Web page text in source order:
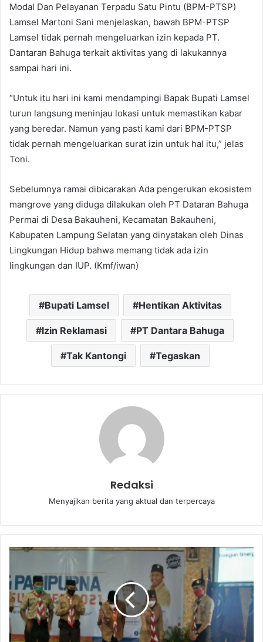
Modal Dan Pelayanan Terpadu Satu Pintu (BPM-PTSP)
Lamsel Martoni Sani menjelaskan, bawah BPM-PTSP
Lamsel tidak pernah mengeluarkan izin kepada PT.
Dantaran Bahuga terkait aktivitas yang di lakukannya
sampai hari ini.
“Untuk itu hari ini kami mendampingi Bapak Bupati Lamsel
turun langsung meninjau lokasi untuk memastikan kabar
yang beredar. Namun yang pasti kami dari BPM-PTSP
tidak pernah mengeluarkan surat izin untuk hal itu,” jelas
Toni.
Sebelumnya ramai dibicarakan Ada pengerukan ekosistem
mangrove yang diduga dilakukan oleh PT Dataran Bahuga
Permai di Desa Bakauheni, Kecamatan Bakauheni,
Kabupaten Lampung Selatan yang dinyatakan oleh Dinas
Lingkungan Hidup bahwa memang tidak ada izin
lingkungan dan IUP. (Kmf/iwan)
Bupati Lamsel Hentikan Aktivitas
Izin Reklamasi PT Dantara Bahuga
Tak Kantongi Tegaskan
Redaksi
Menyajikan berita yang aktual dan terpercaya